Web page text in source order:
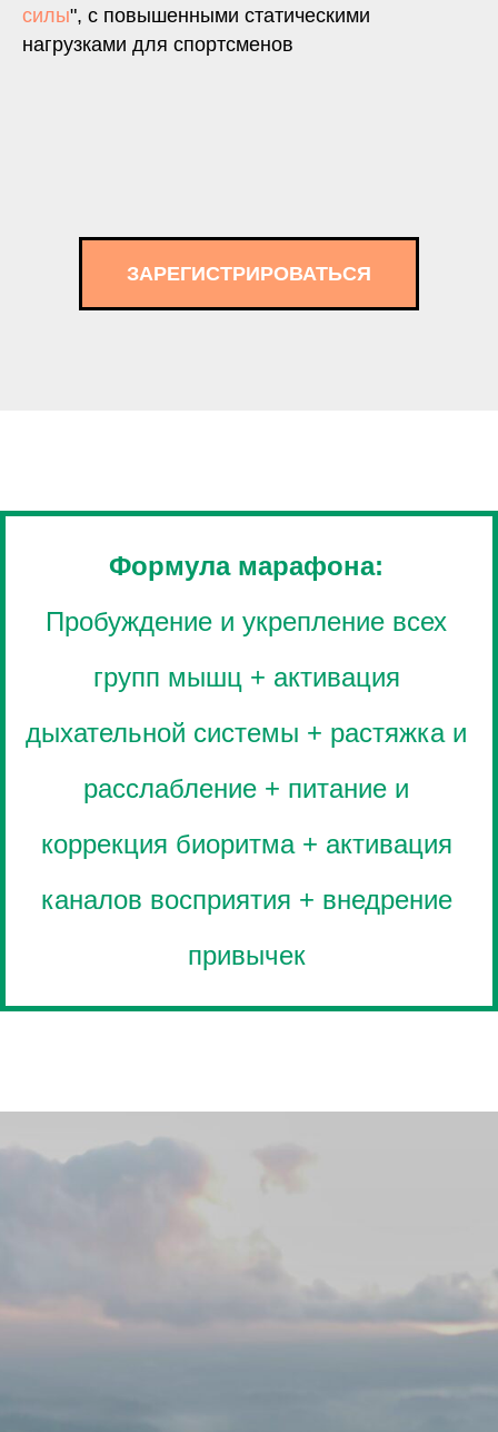
силы", с повышенными статическими
нагрузками для спортсменов
ЗАРЕГИСТРИРОВАТЬСЯ
Формула марафона:
Пробуждение и укрепление всех
групп мышц + активация
дыхательной системы + растяжка и
расслабление + питание и
коррекция биоритма + активация
каналов восприятия + внедрение
привычек